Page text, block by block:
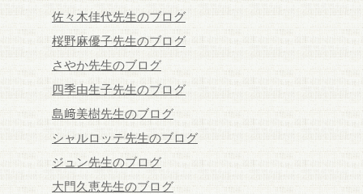
佐々木佳代先生のブログ
桜野麻優子先生のブログ
さやか先生のブログ
四季由生子先生のブログ
島﨑美樹先生のブログ
シャルロッテ先生のブログ
ジュン先生のブログ
大門久恵先生のブログ